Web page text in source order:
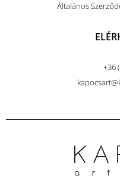
Általános
+36